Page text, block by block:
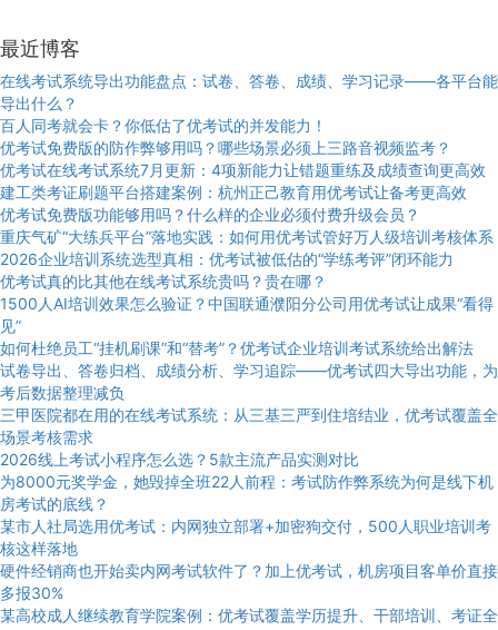
最近博客
在线考试系统导出功能盘点：试卷、答卷、成绩、学习记录——各平台能
导出什么？
百人同考就会卡？你低估了优考试的并发能力！
优考试免费版的防作弊够用吗？哪些场景必须上三路音视频监考？
优考试在线考试系统7月更新：4项新能力让错题重练及成绩查询更高效
建工类考证刷题平台搭建案例：杭州正己教育用优考试让备考更高效
优考试免费版功能够用吗？什么样的企业必须付费升级会员？
重庆气矿“大练兵平台”落地实践：如何用优考试管好万人级培训考核体系
2026企业培训系统选型真相：优考试被低估的“学练考评”闭环能力
优考试真的比其他在线考试系统贵吗？贵在哪？
1500人AI培训效果怎么验证？中国联通濮阳分公司用优考试让成果“看得
见”
如何杜绝员工“挂机刷课”和“替考”？优考试企业培训考试系统给出解法
试卷导出、答卷归档、成绩分析、学习追踪——优考试四大导出功能，为
考后数据整理减负
三甲医院都在用的在线考试系统：从三基三严到住培结业，优考试覆盖全
场景考核需求
2026线上考试小程序怎么选？5款主流产品实测对比
为8000元奖学金，她毁掉全班22人前程：考试防作弊系统为何是线下机
房考试的底线？
某市人社局选用优考试：内网独立部署+加密狗交付，500人职业培训考
核这样落地
硬件经销商也开始卖内网考试软件了？加上优考试，机房项目客单价直接
多报30%
某高校成人继续教育学院案例：优考试覆盖学历提升、干部培训、考证全